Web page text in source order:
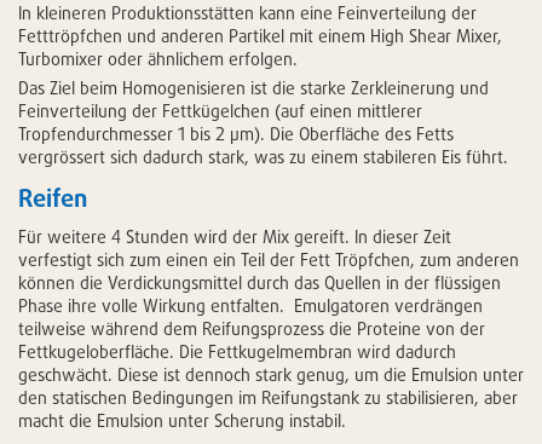
In kleineren Produktionsstätten kann eine Feinverteilung der
Fetttröpfchen und anderen Partikel mit einem High Shear Mixer,
Turbomixer oder ähnlichem erfolgen.
Das Ziel beim Homogenisieren ist die starke Zerkleinerung und
Feinverteilung der Fettkügelchen (auf einen mittlerer
Tropfendurchmesser 1 bis 2 µm). Die Oberfläche des Fetts
vergrössert sich dadurch stark, was zu einem stabileren Eis führt.
Reifen
Für weitere 4 Stunden wird der Mix gereift. In dieser Zeit
verfestigt sich zum einen ein Teil der Fett Tröpfchen, zum anderen
können die Verdickungsmittel durch das Quellen in der flüssigen
Phase ihre volle Wirkung entfalten. Emulgatoren verdrängen
teilweise während dem Reifungsprozess die Proteine von der
Fettkugeloberfläche. Die Fettkugelmembran wird dadurch
geschwächt. Diese ist dennoch stark genug, um die Emulsion unter
den statischen Bedingungen im Reifungstank zu stabilisieren, aber
macht die Emulsion unter Scherung instabil.